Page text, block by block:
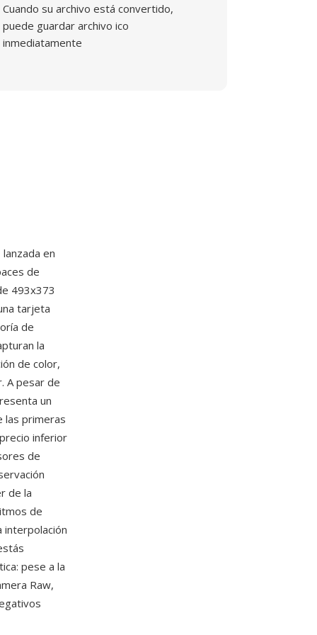
Cuando su archivo está convertido,
puede guardar archivo ico
inmediatamente
lanzada en
de
493x373
tarjeta
de
la
de color,
A pesar de
un
las primeras
inferior
de
de la
de
interpolación
pese a la
Raw,